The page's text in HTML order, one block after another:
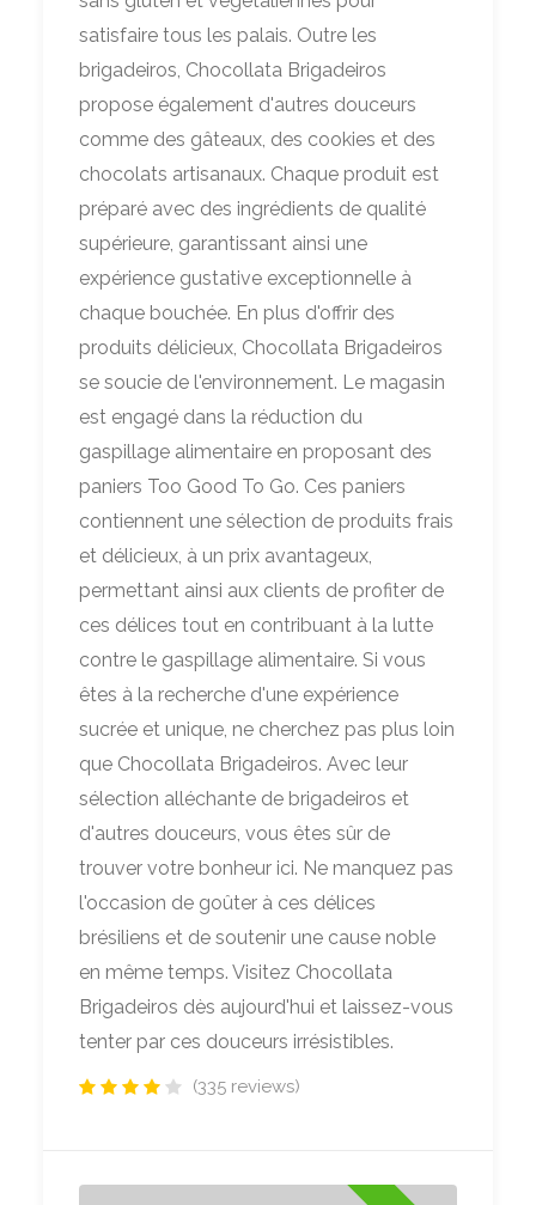
satisfaire tous les palais. Outre les
brigadeiros, Chocollata Brigadeiros
propose également d'autres douceurs
comme des gâteaux, des cookies et des
chocolats artisanaux. Chaque produit est
préparé avec des ingrédients de qualité
supérieure, garantissant ainsi une
expérience gustative exceptionnelle à
chaque bouchée. En plus d'offrir des
produits délicieux, Chocollata Brigadeiros
se soucie de l'environnement. Le magasin
est engagé dans la réduction du
gaspillage alimentaire en proposant des
paniers Too Good To Go. Ces paniers
contiennent une sélection de produits frais
et délicieux, à un prix avantageux,
permettant ainsi aux clients de profiter de
ces délices tout en contribuant à la lutte
contre le gaspillage alimentaire. Si vous
êtes à la recherche d'une expérience
sucrée et unique, ne cherchez pas plus loin
que Chocollata Brigadeiros. Avec leur
sélection alléchante de brigadeiros et
d'autres douceurs, vous êtes sûr de
trouver votre bonheur ici. Ne manquez pas
l'occasion de goûter à ces délices
brésiliens et de soutenir une cause noble
en même temps. Visitez Chocollata
Brigadeiros dès aujourd'hui et laissez-vous
tenter par ces douceurs irrésistibles.
(335 reviews)